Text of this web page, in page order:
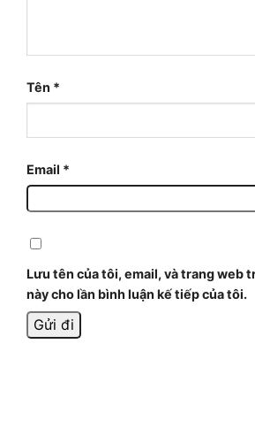
Tên *
Email *
Lưu tên của tôi, email, và trang web
này cho lần bình luận kế tiếp của tôi.